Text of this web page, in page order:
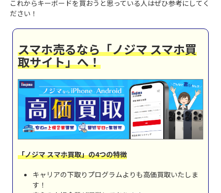
これからキーボードを買おうと思っている人はぜひ参考にしてく
ださい！
スマホ売るなら「ノジマ スマホ買
取サイト」へ！
「ノジマ スマホ買取」の4つの特徴
キャリアの下取りプログラムよりも高価買取いたしま
す！